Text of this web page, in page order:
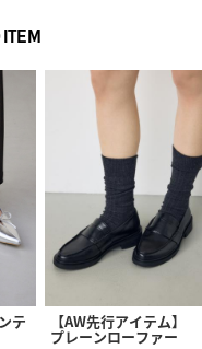
テ 【AW先行アイテム】
プレーンローファー